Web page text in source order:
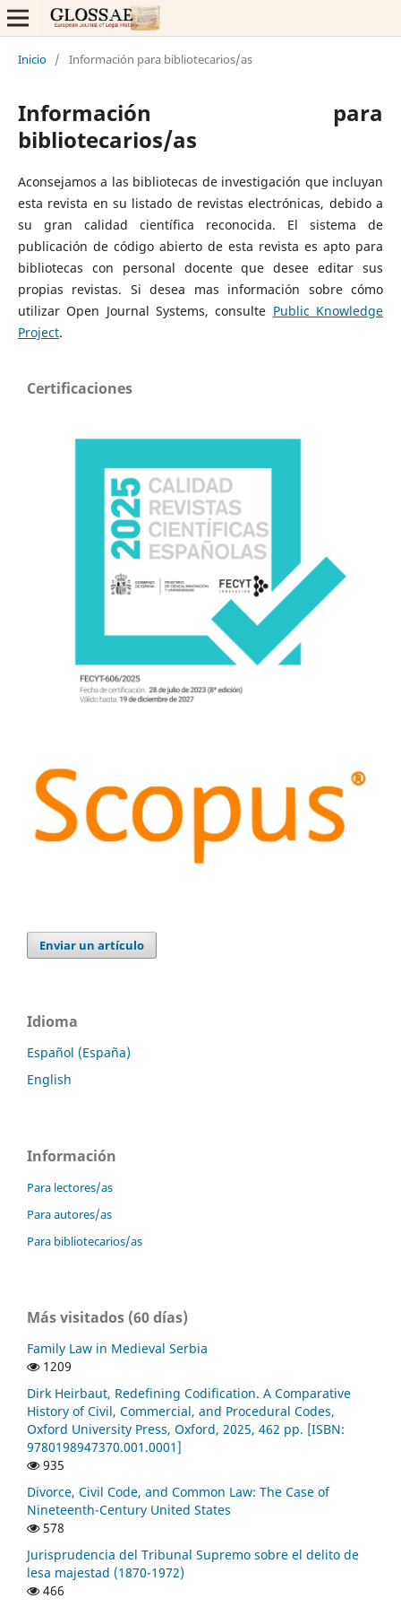
Inicio / Información para bibliotecarios/as
Información para
bibliotecarios/as
Aconsejamos a las bibliotecas de investigación que incluyan
esta revista en su listado de revistas electrónicas, debido a
su gran calidad científica reconocida. El sistema de
publicación de código abierto de esta revista es apto para
bibliotecas con personal docente que desee editar sus
propias revistas. Si desea mas información sobre cómo
utilizar Open Journal Systems, consulte Public Knowledge
Project.
Certificaciones
Enviar un artículo
Idioma
Español (España)
English
Información
Para lectores/as
Para autores/as
Para bibliotecarios/as
Más visitados (60 días)
Family Law in Medieval Serbia
1209
Dirk Heirbaut, Redefining Codification. A Comparative
History of Civil, Commercial, and Procedural Codes,
Oxford University Press, Oxford, 2025, 462 pp. [ISBN:
9780198947370.001.0001]
935
Divorce, Civil Code, and Common Law: The Case of
Nineteenth-Century United States
578
Jurisprudencia del Tribunal Supremo sobre el delito de
lesa majestad (1870-1972)
466